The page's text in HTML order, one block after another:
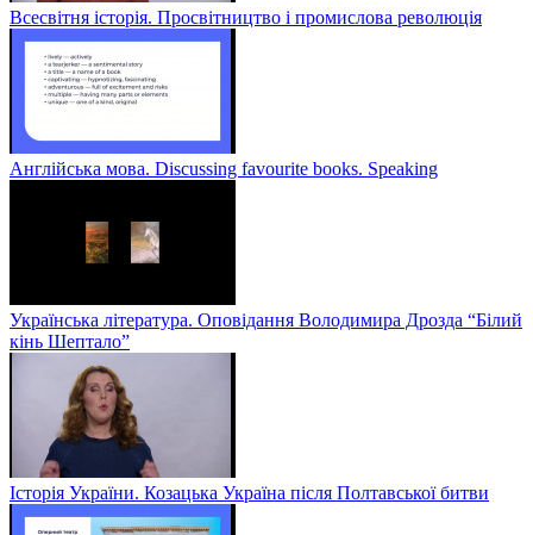
Всесвітня історія. Просвітництво і промислова революція
Англійська мова. Discussing favourite books. Speaking
Українська література. Оповідання Володимира Дрозда “Білий
кінь Шептало”
Історія України. Козацька Україна після Полтавської битви